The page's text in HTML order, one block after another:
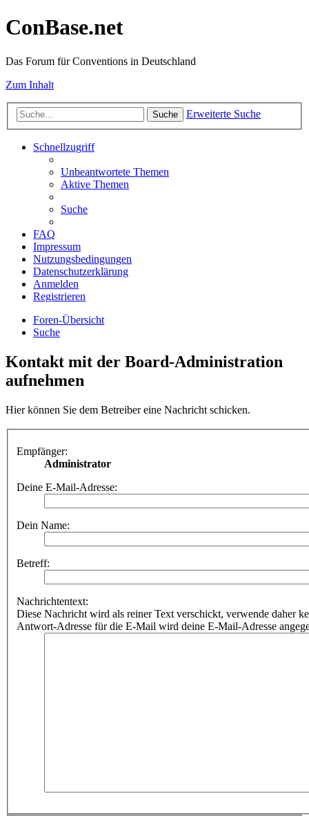
ConBase.net
Das Forum für Conventions in Deutschland
Zum Inhalt
Suche Erweiterte Suche
Schnellzugriff
Unbeantwortete Themen
Aktive Themen
Suche
FAQ
Impressum
Nutzungsbedingungen
Datenschutzerklärung
Anmelden
Registrieren
Foren-Übersicht
Suche
Kontakt mit der Board-Administration
aufnehmen
Hier können Sie dem Betreiber eine Nachricht schicken.
Empfänger:
Administrator
Deine E-Mail-Adresse:
Dein Name:
Betreff:
Nachrichtentext:
Diese Nachricht wird als reiner Text verschickt, verwende daher
Antwort-Adresse für die E-Mail wird deine E-Mail-Adresse